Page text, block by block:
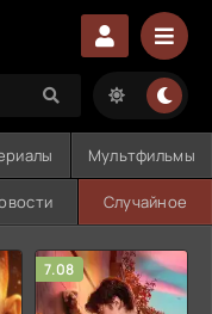
Мультфильмы
Случайное
7.08